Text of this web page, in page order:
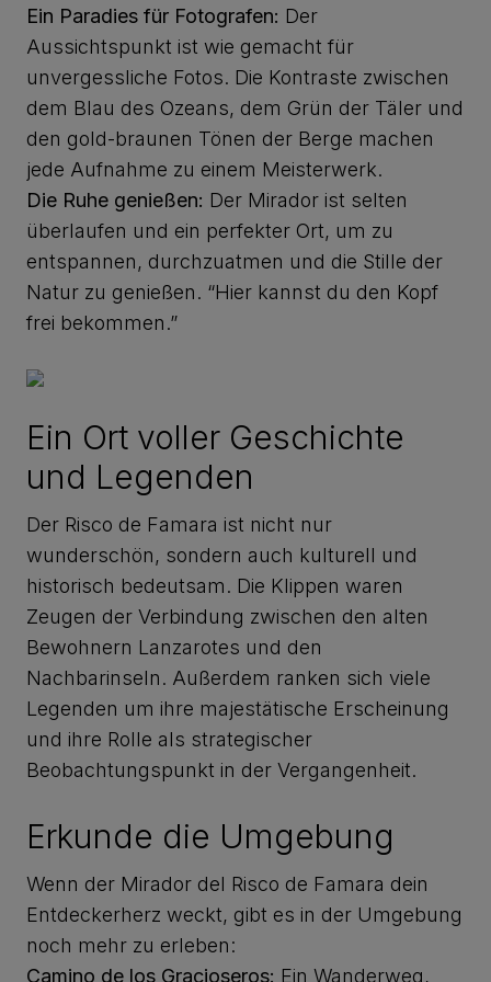
Ein Paradies für Fotografen: Der
Aussichtspunkt ist wie gemacht für
unvergessliche Fotos. Die Kontraste zwischen
dem Blau des Ozeans, dem Grün der Täler und
den gold-braunen Tönen der Berge machen
jede Aufnahme zu einem Meisterwerk.
Die Ruhe genießen: Der Mirador ist selten
überlaufen und ein perfekter Ort, um zu
entspannen, durchzuatmen und die Stille der
Natur zu genießen. “Hier kannst du den Kopf
frei bekommen.”
Ein Ort voller Geschichte
und Legenden
Der Risco de Famara ist nicht nur
wunderschön, sondern auch kulturell und
historisch bedeutsam. Die Klippen waren
Zeugen der Verbindung zwischen den alten
Bewohnern Lanzarotes und den
Nachbarinseln. Außerdem ranken sich viele
Legenden um ihre majestätische Erscheinung
und ihre Rolle als strategischer
Beobachtungspunkt in der Vergangenheit.
Erkunde die Umgebung
Wenn der Mirador del Risco de Famara dein
Entdeckerherz weckt, gibt es in der Umgebung
noch mehr zu erleben:
Camino de los Gracioseros: Ein Wanderweg,